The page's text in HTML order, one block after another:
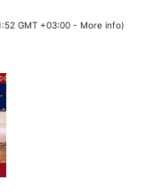
GMT +03:00 - More info)